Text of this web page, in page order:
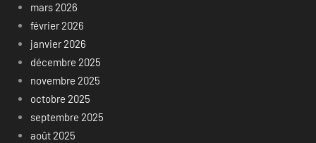
mars 2026
février 2026
janvier 2026
décembre 2025
novembre 2025
octobre 2025
septembre 2025
août 2025